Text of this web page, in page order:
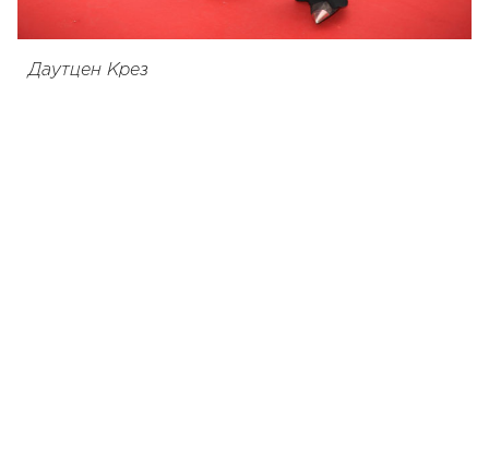
Даутцен Крез